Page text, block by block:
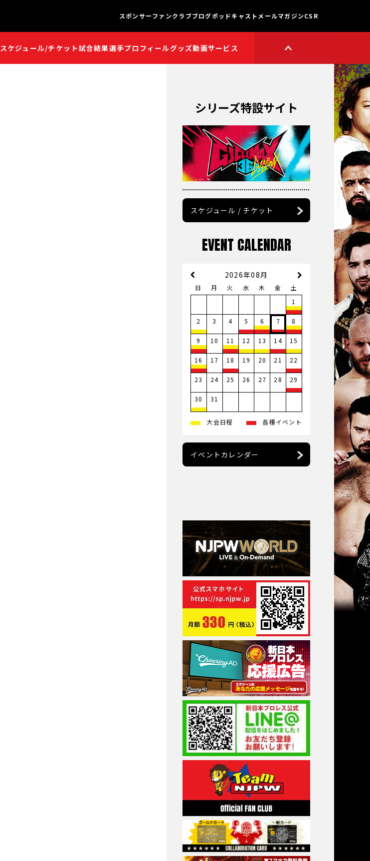
スケジュール/チケット試合結果選手プロフィールグッズ動画サービス
獣神サンダー・ライガー
矢野通プロデュース!!
スイーツ真壁チャンネル
聖帝タイチのゲーム実況
チャンネル
鷹木信悟ちゃんねる
オーカーンチャンネル
スポンサーファンクラブブログポッドキャスト メールマガジンCSR
シリーズ特設サイト
スケジュール / チケット
EVENT CALENDAR
2026年08月
日 月 火 水 木 金
土
1
2 3 4 5 6 7 8
9 10 11 12 13 14 15
16 17 18 19 20 21 22
23 24 25 26 27 28 29
30 31
大会日程 各種イベント
イベントカレンダー